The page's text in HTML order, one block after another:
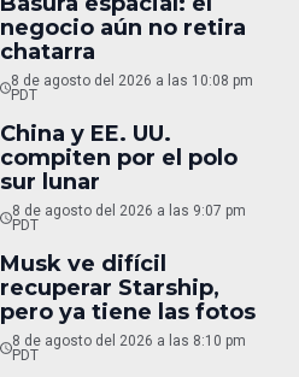
negocio aún no retira
chatarra
8 de agosto del 2026 a las 10:08 pm
PDT
China y EE. UU.
compiten por el polo
sur lunar
8 de agosto del 2026 a las 9:07 pm
PDT
Musk ve difícil
recuperar Starship,
pero ya tiene las fotos
8 de agosto del 2026 a las 8:10 pm
PDT